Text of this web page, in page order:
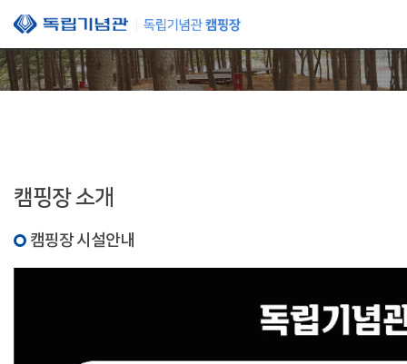
본문 바로가기
캠핑장 소개
캠핑장 시설안내